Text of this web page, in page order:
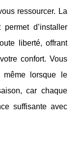
ressourcer. La
d’installer
liberté, offrant
confort. Vous
même lorsque le
car chaque
suffisante avec